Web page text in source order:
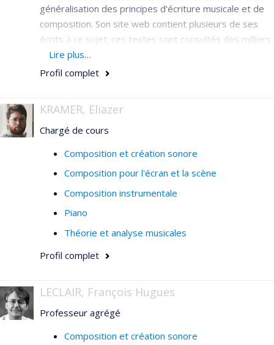
généralisation des principes d'écriture musicale et de
composition. Son site web contient plusieurs de ses
écrits à ce sujet; ces textes sont consultés des milliers
de fois, mensuellement, par des étudiants et des
mélomanes de partout dans le monde.
Composition musicale.
Pédagogie de la musique (niveau universitaire).
Disciplines d'écriture musicale.
Simulation orchestrale par ordinateur.
Psychologie de la perception musicale.
Lire plus…
Profil complet
KRAMER, Eliazer
Chargé de cours
Composition et création sonore
Composition pour l'écran et la scène
Composition instrumentale
Piano
Théorie et analyse musicales
Profil complet
LECLAIR, François Hugues
Professeur agrégé
Composition et création sonore